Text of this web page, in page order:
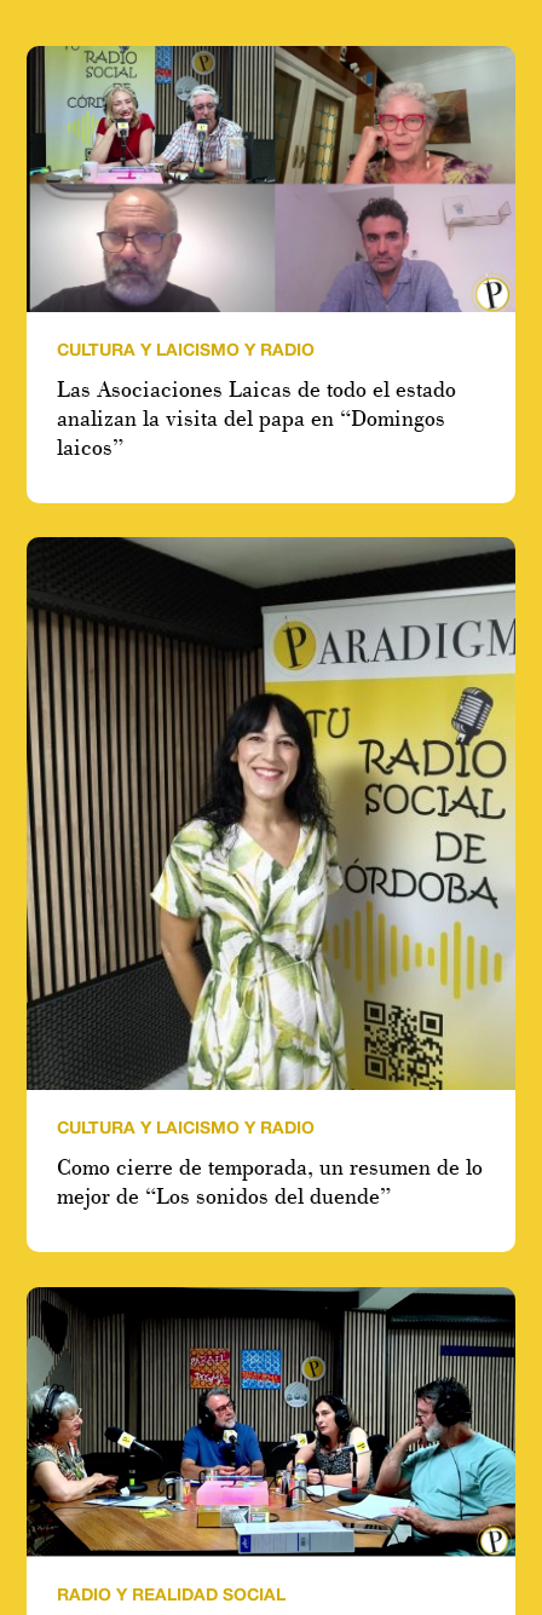
CULTURA Y LAICISMO Y RADIO
Las Asociaciones Laicas de todo el estado
analizan la visita del papa en “Domingos
laicos”
CULTURA Y LAICISMO Y RADIO
Como cierre de temporada, un resumen de lo
mejor de “Los sonidos del duende”
RADIO Y REALIDAD SOCIAL